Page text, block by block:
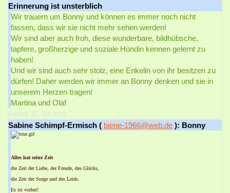
Erinnerung ist unsterblich
Wir trauern um Bonny und können es immer noch nicht
fassen, dass wir sie nicht mehr sehen werden!
Wir sind aber auch froh, diese wunderbare, bildhübsche,
tapfere, großherzige und soziale Hündin kennen gelernt zu
haben!
Und wir sind auch sehr stolz, eine Enkelin von ihr besitzen zu
dürfen! Daher werden wir immer an Bonny denken und sie in
unserem Herzen tragen!
Martina und Olaf
Freitag, 27. Juli 2012
Sabine Schimpf-Ermisch ( biene-1966@web.de ): Bonny
Alles hat seine Zeit
die Zeit der Liebe, der Freude, des Glücks,
die Zeit der Sorge und des Leids.
Es ist vorbei!